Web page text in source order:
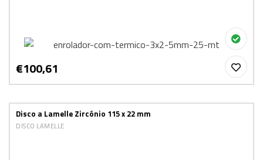
€100,61
Disco a Lamelle Zircónio 115 x 22 mm
DISCO LAMELLE